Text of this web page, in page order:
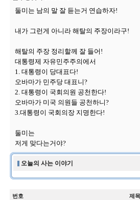
둘미는 남의 말 잘 듣는거 연습하자!
내가 그런게 아니라 해탈의 주장이라구!
해탈의 주장 정리할께 잘 들어!
대통령제 자유민주주의에서
1. 대통령이 당대표다!
오바마가 민주당 대표니?
2. 대통령이 국회의원 공천한다!
오바마가 미국 의원들 공천하니?
3.대통령이 국회의장 지명한다!
둘미는
저게 맞다는거야?
오늘의 사는 이야기
번호 제목